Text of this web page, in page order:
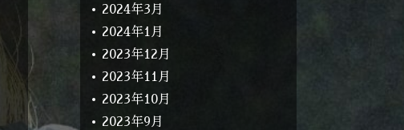
2024年3月
2024年1月
2023年12月
2023年11月
2023年10月
2023年9月